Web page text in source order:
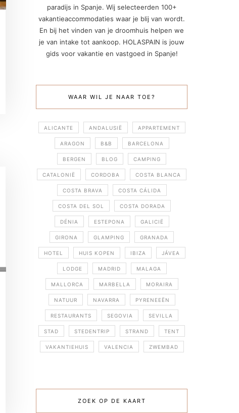
paradijs in Spanje. Wij selecteerden 100+
vakantieaccommodaties waar je blij van wordt.
En bij het vinden van je droomhuis helpen we
je van intake tot aankoop. HOLASPAIN is jouw
gids voor vakantie en vastgoed in Spanje!
WAAR WIL JE NAAR TOE?
ALICANTE ANDALUSIË APPARTEMENT
ARAGON B&B BARCELONA
BERGEN BLOG CAMPING
CATALONIË CORDOBA COSTA BLANCA
COSTA BRAVA COSTA CÁLIDA
COSTA DEL SOL COSTA DORADA
DÉNIA ESTEPONA GALICIË
GIRONA GLAMPING GRANADA
HOTEL HUIS KOPEN IBIZA JÁVEA
LODGE MADRID MALAGA
MALLORCA MARBELLA MORAIRA
NATUUR NAVARRA PYRENEEËN
RESTAURANTS SEGOVIA SEVILLA
STAD STEDENTRIP STRAND TENT
VAKANTIEHUIS VALENCIA ZWEMBAD
ZOEK OP DE KAART